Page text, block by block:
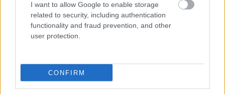
I want to allow Google to enable storage
related to security, including authentication
functionality and fraud prevention, and other
user protection.
CONFIRM
A nagy automatizálás
egyik hátulütője, ha
elromlik a rendszer. A
tud. Nem az első eset,
úgymond „csalni” kell,